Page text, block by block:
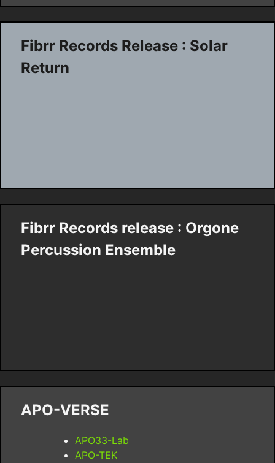
Fibrr Records Release : Solar
Return
Fibrr Records release : Orgone
Percussion Ensemble
APO-VERSE
APO33-Lab
APO-TEK